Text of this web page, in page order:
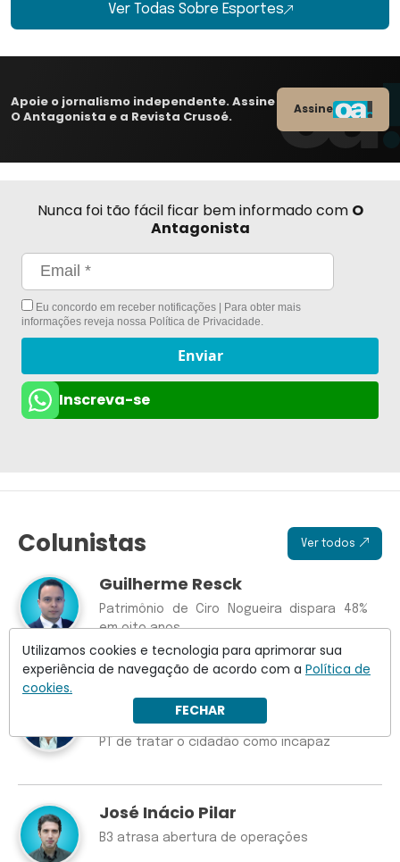
Utilizamos cookies e tecnologia para aprimorar sua
experiência de navegação de acordo com a Política de
cookies.
FECHAR
Ver Todas Sobre Esportes
Apoie o jornalismo independente. Assine
O Antagonista e a Revista Crusoé.
Assine
Nunca foi tão fácil ficar bem informado com O
Antagonista
Eu concordo em receber notificações | Para obter mais
informações reveja nossa Política de Privacidade
Enviar
Inscreva-se
Colunistas Ver todos
Guilherme Resck
Patrimônio de Ciro Nogueira dispara 48%
em oito anos
Wilson Lima
Crusoé: Discord, Janja e o velho impulso do
PT de tratar o cidadão como incapaz
José Inácio Pilar
B3 atrasa abertura de operações